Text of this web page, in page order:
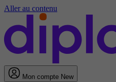
Aller au contenu
Mon compte New